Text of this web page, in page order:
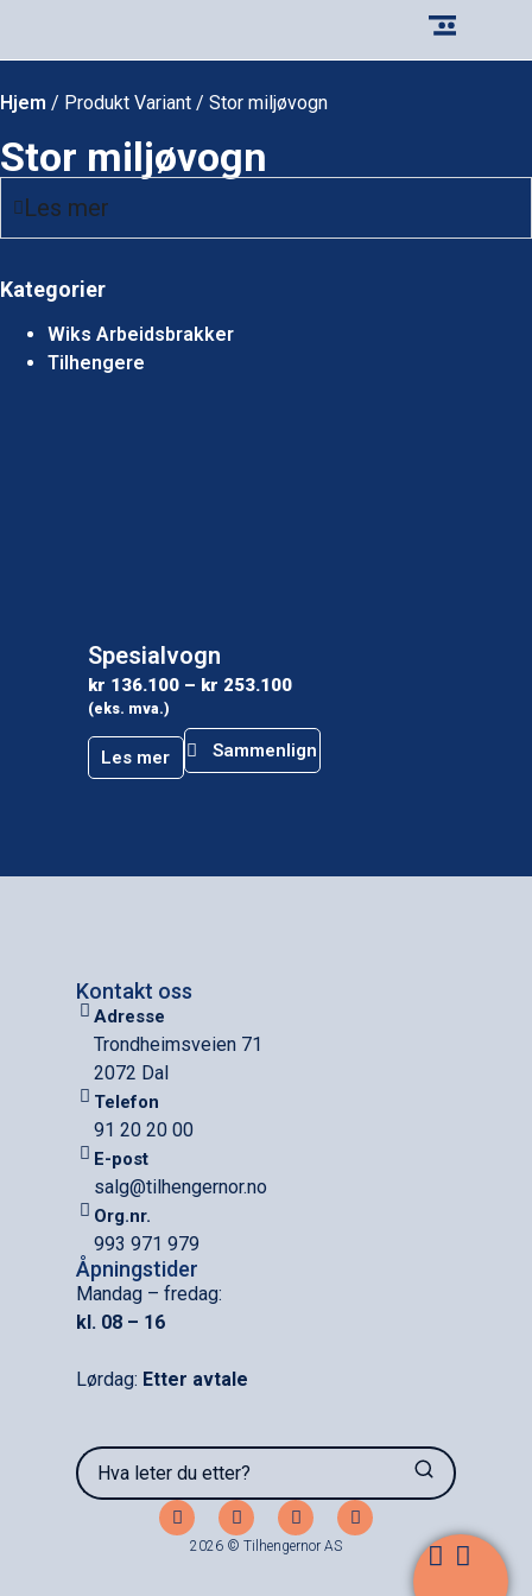
Hjem / Produkt Variant / Stor miljøvogn
Stor miljøvogn
Les mer
Kategorier
Wiks Arbeidsbrakker
Tilhengere
Spesialvogn
kr 136.100 – kr 253.100
(eks. mva.)
Les mer Sammenlign
Kontakt oss
Adresse
Trondheimsveien 71
2072 Dal
Telefon
91 20 20 00
E-post
salg@tilhengernor.no
Org.nr.
993 971 979
Åpningstider
Mandag – fredag:
kl. 08 – 16
Lørdag: Etter avtale
Hva leter du etter?
2026 © Tilhengernor AS